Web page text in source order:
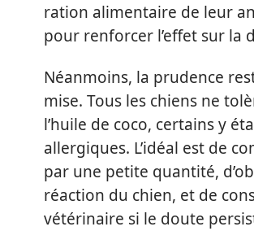
ration alimentaire de leur
pour renforcer l’effet sur la
Néanmoins, la prudence
mise. Tous les chiens ne
l’huile de coco, certains y
allergiques. L’idéal est de
par une petite quantité,
réaction du chien, et de
vétérinaire si le doute